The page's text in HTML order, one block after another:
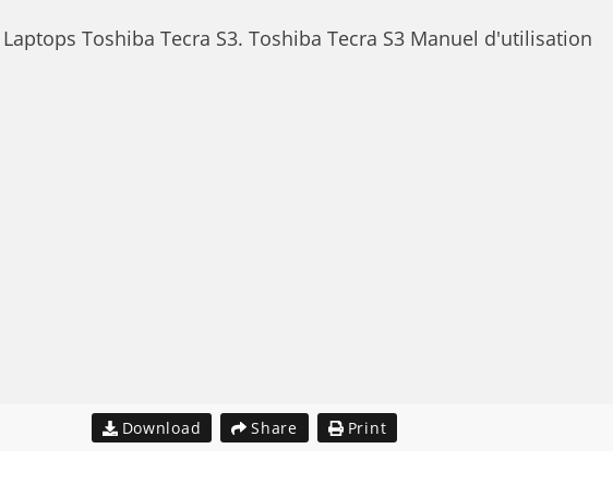
Toshiba Tecra S3. Toshiba Tecra S3 Manuel d'utilisation
Download Share Print